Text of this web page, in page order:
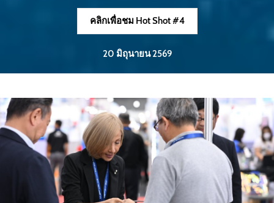
คลิกเพื่อชม Hot Shot #4
20 มิถุนายน 2569